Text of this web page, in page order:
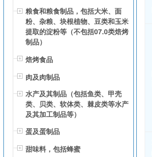
粮食和粮食制品，包括大米、面
粉、杂粮、块根植物、豆类和玉米
提取的淀粉等（不包括07.0类焙烤
制品）
焙烤食品
肉及肉制品
水产及其制品（包括鱼类、甲壳
类、贝类、软体类、棘皮类等水产
及其加工制品等）
蛋及蛋制品
甜味料，包括蜂蜜